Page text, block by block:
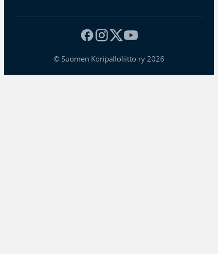
© Suomen Koripalloliitto ry 2026